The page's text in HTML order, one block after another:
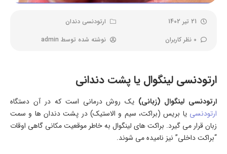
21 تیر 1402
ارتودنسی دندان
0 نظر کاربران
نوشته شده توسط admin
ارتودنسی لینگوال یا پشت دندانی
ارتودنسی لینگوال (زبانی) یک روش درمانی است که در آن دستگاه
ارتودنسی یا بریس (براکت، سیم و الاستیک) در پشت دندان ها و سمت
زبان قرار می گیرد. براکت های لینگوال به خاطر موقعیت مکانی گاهی اوقات
“براکت داخلی” نیز نامیده می شوند.